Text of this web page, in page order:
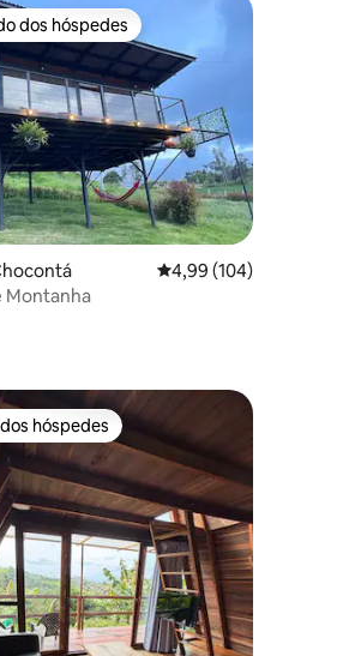
de 5, 109 avaliações
preferidos dos hóspedes
dos hóspedes
4,99 de uma avaliação
4,99 (104)
Montanha
de 5, 135 avaliações
hóspedes
hóspedes